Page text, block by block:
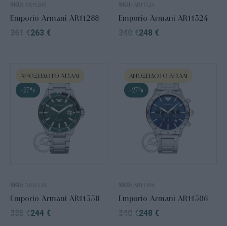
SKU: AR11288
Emporio Armani AR11288
361 €263 €
SKU: AR11324
Emporio Armani AR11324
340 €248 €
ΑΝΟΞΕΊΔΩΤΟ ΑΤΣΆΛΙ
-27%
SKU: AR11338
Emporio Armani AR11338
335 €244 €
ΑΝΟΞΕΊΔΩΤΟ ΑΤΣΆΛΙ
-27%
SKU: AR11306
Emporio Armani AR11306
340 €248 €